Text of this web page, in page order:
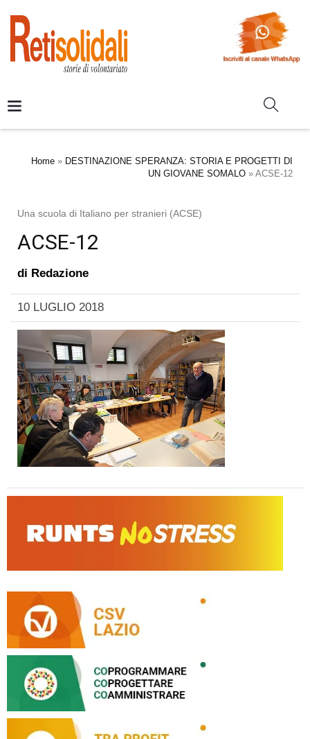
Home » DESTINAZIONE SPERANZA: STORIA E PROGETTI DI
UN GIOVANE SOMALO » ACSE-12
Una scuola di Italiano per stranieri (ACSE)
ACSE-12
di Redazione
10 LUGLIO 2018